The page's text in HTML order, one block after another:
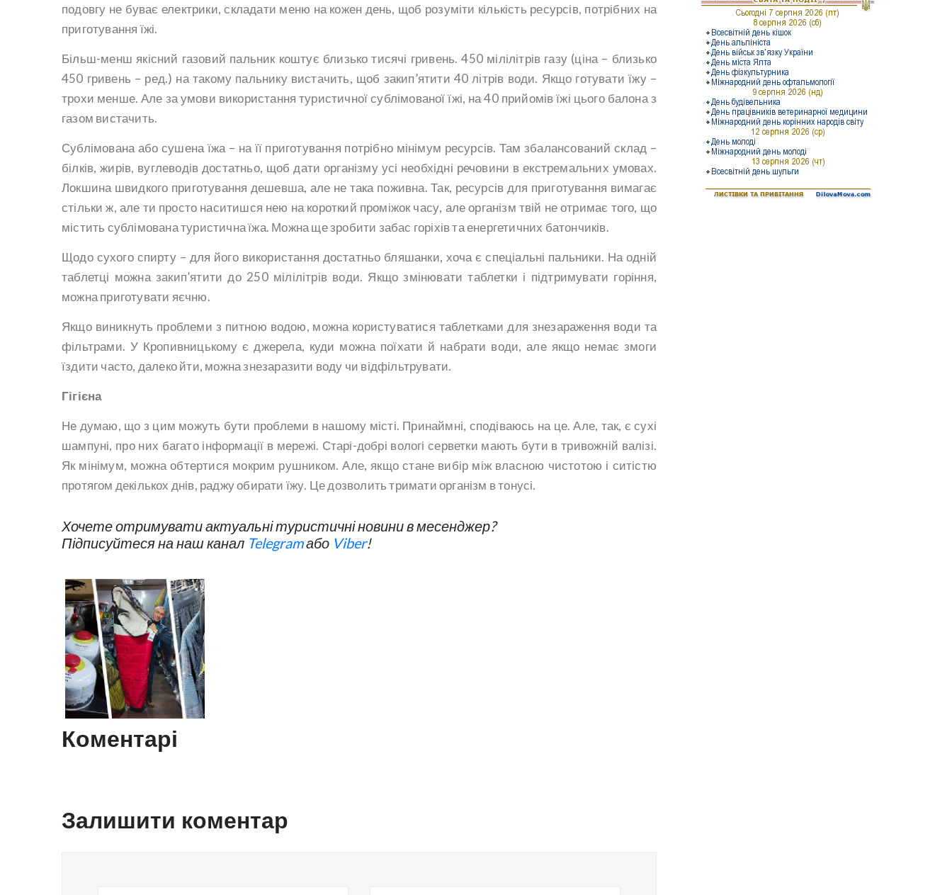
подовгу не буває електрики, складати меню на кожен день, щоб розуміти кількість ресурсів, потрібних на
приготування їжі.
Більш-менш якісний газовий пальник коштує близько тисячі гривень. 450 мілілітрів газу (ціна – близько
450 гривень – ред.) на такому пальнику вистачить, щоб закип’ятити 40 літрів води. Якщо готувати їжу –
трохи менше. Але за умови використання туристичної сублімованої їжі, на 40 прийомів їжі цього балона з
газом вистачить.
Сублімована або сушена їжа – на її приготування потрібно мінімум ресурсів. Там збалансований склад –
білків, жирів, вуглеводів достатньо, щоб дати організму усі необхідні речовини в екстремальних умовах.
Локшина швидкого приготування дешевша, але не така поживна. Так, ресурсів для приготування вимагає
стільки ж, але ти просто наситишся нею на короткий проміжок часу, але організм твій не отримає того, що
містить сублімована туристична їжа. Можна ще зробити забас горіхів та енергетичних батончиків.
Щодо сухого спирту – для його використання достатньо бляшанки, хоча є спеціальні пальники. На одній
таблетці можна закип’ятити до 250 мілілітрів води. Якщо змінювати таблетки і підтримувати горіння,
можна приготувати яєчню.
Якщо виникнуть проблеми з питною водою, можна користуватися таблетками для знезараження води та
фільтрами. У Кропивницькому є джерела, куди можна поїхати й набрати води, але якщо немає змоги
їздити часто, далеко йти, можна знезаразити воду чи відфільтрувати.
Гігієна
Не думаю, що з цим можуть бути проблеми в нашому місті. Принаймні, сподіваюсь на це. Але, так, є сухі
шампуні, про них багато інформації в мережі. Старі-добрі вологі серветки мають бути в тривожній валізі.
Як мінімум, можна обтертися мокрим рушником. Але, якщо стане вибір між власною чистотою і ситістю
протягом декількох днів, раджу обирати їжу. Це дозволить тримати організм в тонусі.
Хочете отримувати актуальні туристичні новини в месенджер?
Підписуйтеся на наш канал Telegramабо Viber!
Коментарі
Залишити коментар